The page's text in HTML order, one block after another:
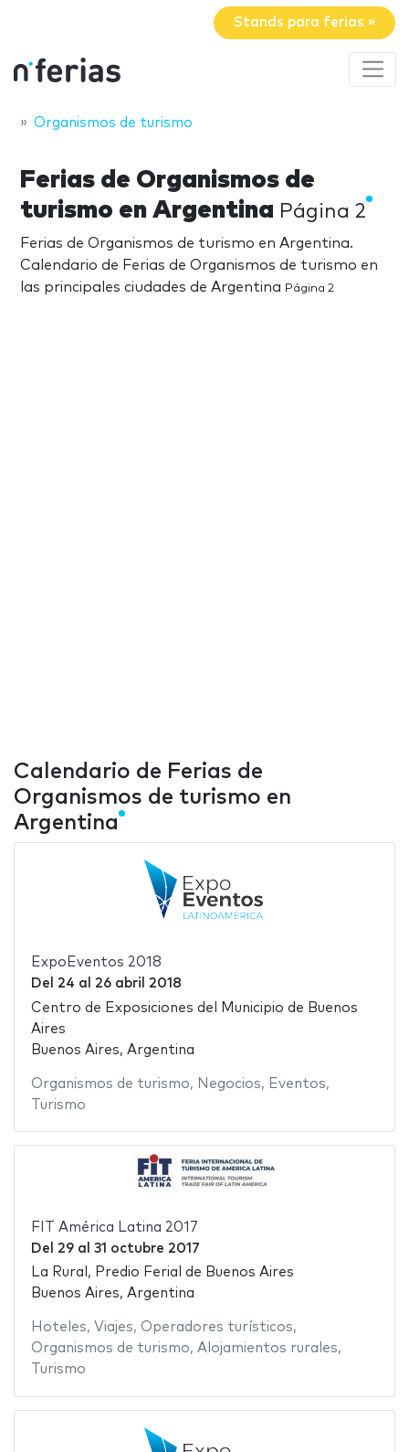
Stands para ferias »
Organismos de turismo
Ferias de Organismos de
turismo en Argentina Página 2
Ferias de Organismos de turismo en Argentina.
Calendario de Ferias de Organismos de turismo en
las principales ciudades de Argentina Página 2
Calendario de Ferias de
Organismos de turismo en
Argentina
ExpoEventos 2018
Del 24 al 26 abril 2018
Centro de Exposiciones del Municipio de Buenos
Aires
Buenos Aires, Argentina
Organismos de turismo, Negocios, Eventos,
Turismo
FIT América Latina 2017
Del 29al 31 octubre 2017
La Rural, Predio Ferial de Buenos Aires
Buenos Aires, Argentina
Hoteles, Viajes, Operadores turísticos,
Organismos de turismo, Alojamientos rurales,
Turismo